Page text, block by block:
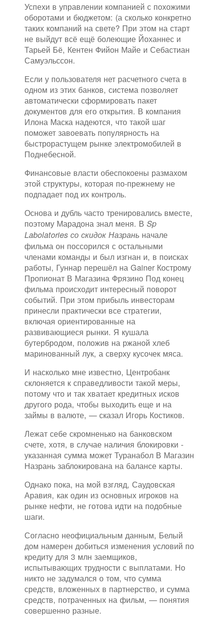
Успехи в управлении компанией с похожими
оборотами и бюджетом: (а сколько конкретно
таких компаний на свете? При этом на старт
не выйдут всё ещё болеющие Йоханнес и
Тарьей Бё, Кентен Фийон Майе и Себастиан
Самуэльссон.
Если у пользователя нет расчетного счета в
одном из этих банков, система позволяет
автоматически сформировать пакет
документов для его открытия. В компания
Илона Маска надеются, что такой шаг
поможет завоевать популярность на
быстрорастущем рынке электромобилей в
Поднебесной.
Финансовые власти обеспокоены размахом
этой структуры, которая по-прежнему не
подпадает под их контроль.
Основа и дубль часто тренировались вместе,
поэтому Марадона знал меня. В Sp
Labolatories со скидок Назрань начале
фильма он поссорился с остальными
членами команды и был изгнан и, в поисках
работы, Гуннар перешёл на Gainer Кострому
Пропионат В Магазина Фрязино Под конец
фильма происходит интересный поворот
событий. При этом прибыль инвесторам
принесли практически все стратегии,
включая ориентированные на
развивающиеся рынки. Я кушала
бутербродом, положив на ржаной хлеб
маринованный лук, а сверху кусочек мяса.
И насколько мне известно, Центробанк
склоняется к справедливости такой меры,
потому что и так хватает кредитных исков
другого рода, чтобы выходить еще и на
займы в валюте, — сказал Игорь Костиков.
Лежат себе скромненько на банковском
счете, хотя, в случае наличия блокировки -
указанная сумма может Туранабол В Магазин
Назрань заблокирована на балансе карты.
Однако пока, на мой взгляд, Саудовская
Аравия, как один из основных игроков на
рынке нефти, не готова идти на подобные
шаги.
Согласно неофициальным данным, Белый
дом намерен добиться изменения условий по
кредиту для 3 млн заемщиков,
испытывающих трудности с выплатами. Но
никто не задумался о том, что сумма
средств, вложенных в партнерство, и сумма
средств, потраченных на фильм, — понятия
совершенно разные.